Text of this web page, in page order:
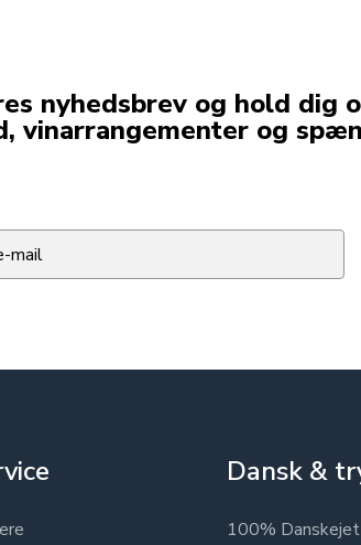
nyhedsbrev og hold dig
vinarrangementer og
Dansk &
100% Danskejet